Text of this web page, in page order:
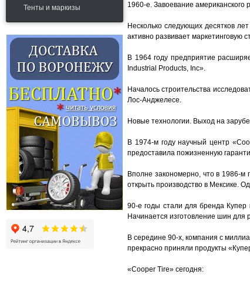
Тенты и маркизы 1960-е. Завоевание американского
Несколько следующих десятков
активно развивает маркетинговую
В 1964 году предприятие
Industrial Products, Inc».
Началось строительства
Лос-Анджелесе.
Новые технологии. Выход на
В 1974-м году научный центр
предоставила пожизненную
Вполне закономерно, что в 1986-
открыть производство в Мексике.
90-е годы стали для бренда
Начинается изготовление шин для
В середине 90-х, компания с
прекрасно приняли продукты
«Cooper Tire» сегодня: